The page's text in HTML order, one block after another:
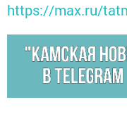
https://max.ru/